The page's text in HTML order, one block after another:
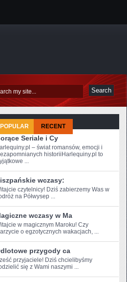
POPULAR RECENT
Seriale i Cy
– świat romansów, emocji i
historiiHarlequiny.pl to
...
wczasy:
czytelnicy! Dziś zabierzemy Was w‌
‌na Półwysep ...
wczasy w Ma
w ⁤magicznym⁣ Maroku! Czy
o egzotycznych‌ wakacjach, ...
przygody ca
przyjaciele! Dziś chcielibyśmy
się z Wami naszymi ...